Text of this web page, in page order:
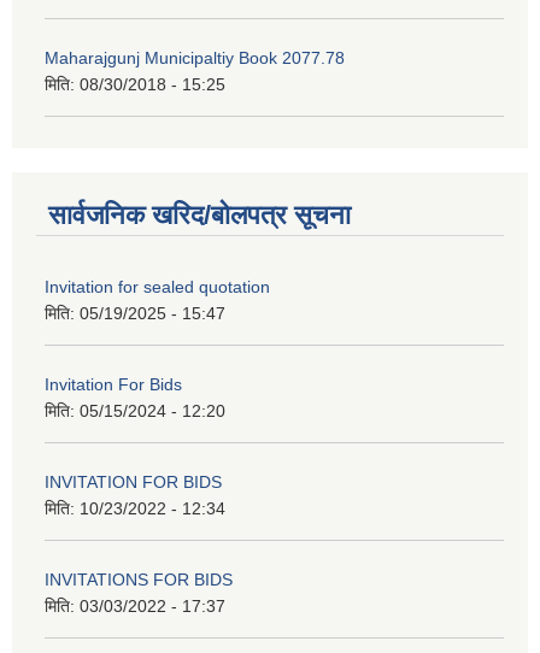
Maharajgunj Municipaltiy Book 2077.78
मिति: 08/30/2018 - 15:25
सार्वजनिक खरिद/बोलपत्र सूचना
Invitation for sealed quotation
मिति: 05/19/2025 - 15:47
Invitation For Bids
मिति: 05/15/2024 - 12:20
INVITATION FOR BIDS
मिति: 10/23/2022 - 12:34
INVITATIONS FOR BIDS
मिति: 03/03/2022 - 17:37